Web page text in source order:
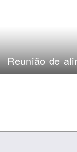
Reunião de